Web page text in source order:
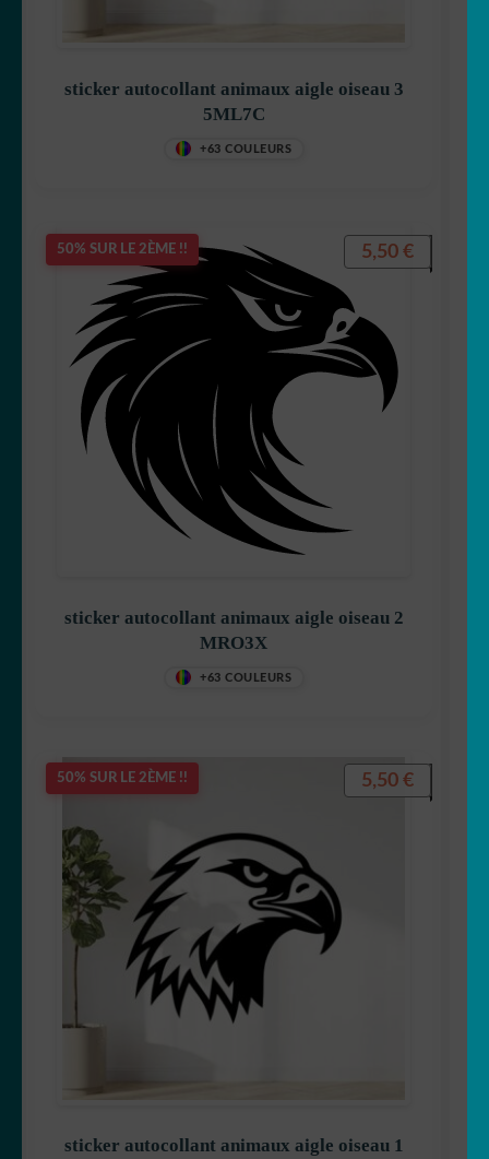
sticker autocollant animaux aigle oiseau 3
5ML7C
+63 COULEURS
50% SUR LE 2ÈME !!
sticker autocollant animaux aigle oiseau 2
MRO3X
+63 COULEURS
5,50 €
50% SUR LE 2ÈME !!
sticker autocollant animaux aigle oiseau 1
5,50 €